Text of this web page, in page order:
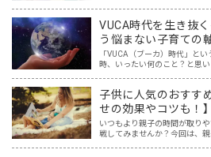
VUCA時代を生き抜
う悩まない子育ての
「VUCA（ブーカ）時代」と
時、いったい何のこと？と思
子供に人気のおすす
せの効果やコツも！】
いつもより親子の時間が取り
戦してみませんか？今回は、